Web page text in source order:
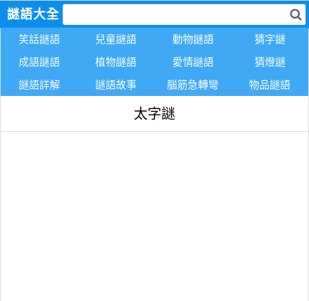
謎語大全
笑話謎語 兒童謎語 動物謎語
猜字謎
成語謎語
植物謎語 愛情謎語
猜燈謎
謎語詳解
謎語故事 腦筋急轉彎 物品謎語
太字謎